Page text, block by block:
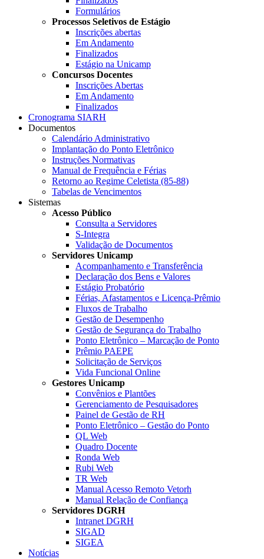
Formulários
Processos Seletivos de Estágio
Inscrições abertas
Em Andamento
Finalizados
Estágio na Unicamp
Concursos Docentes
Inscrições Abertas
Em Andamento
Finalizados
Cronograma SIARH
Documentos
Calendário Administrativo
Implantação do Ponto Eletrônico
Instruções Normativas
Manual de Frequência e Férias
Retorno ao Regime Celetista (85-88)
Tabelas de Vencimentos
Sistemas
Acesso Público
Consulta a Servidores
S-Integra
Validação de Documentos
Servidores Unicamp
Acompanhamento e Transferência
Declaração dos Bens e Valores
Estágio Probatório
Férias, Afastamentos e Licença-Prêmio
Fluxos de Trabalho
Gestão de Desempenho
Gestão de Segurança do Trabalho
Ponto Eletrônico – Marcação de Ponto
Prêmio PAEPE
Solicitação de Serviços
Vida Funcional Online
Gestores Unicamp
Convênios e Plantões
Gerenciamento de Pesquisadores
Painel de Gestão de RH
Ponto Eletrônico – Gestão do Ponto
QL Web
Quadro Docente
Ronda Web
Rubi Web
TR Web
Manual Acesso Remoto Vetorh
Manual Relação de Confiança
Servidores DGRH
Intranet DGRH
SIGAD
SIGEA
Notícias